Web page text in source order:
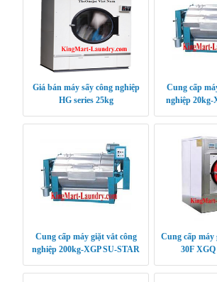
Giá bán máy sấy công nghiệp
HG series 25kg
Cung cấp
nghiệp 20kg-
Cung cấp máy giặt vắt công
nghiệp 200kg-XGP SU-STAR
Cung cấp
30F